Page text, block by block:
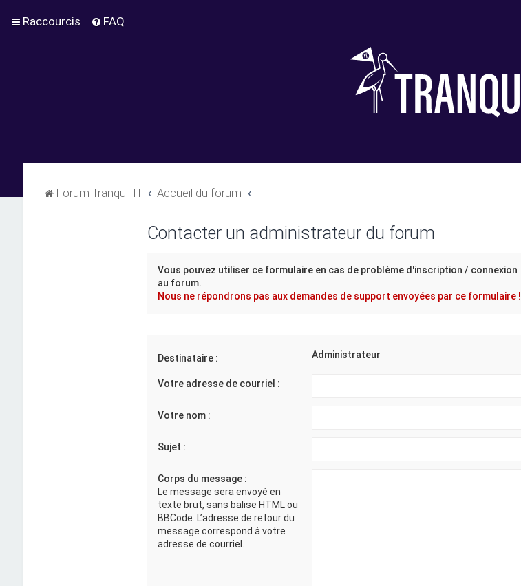
Raccourcis FAQ
Forum Tranquil IT Accueil du forum
Contacter un administrateur du forum
Vous pouvez utiliser ce formulaire en cas de problème d'inscription / connexion
au forum.
Nous ne répondrons pas aux demandes de support envoyées par ce formulaire !
Destinataire : Administrateur
Votre adresse de courriel :
Votre nom :
Sujet :
Corps du message :
Le message sera envoyé en
texte brut, sans balise HTML ou
BBCode. L’adresse de retour du
message correspond à votre
adresse de courriel.